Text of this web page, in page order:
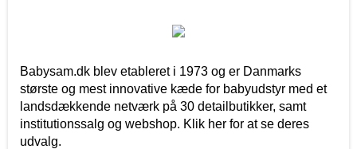
Babysam.dk blev etableret i 1973 og er Danmarks
største og mest innovative kæde for babyudstyr med et
landsdækkende netværk på 30 detailbutikker, samt
institutionssalg og webshop. Klik her for at se deres
udvalg.